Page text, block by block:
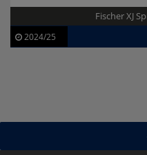
Fischer XJ
Artikel-ID:
113295
2024/25